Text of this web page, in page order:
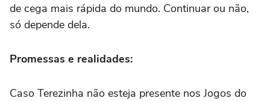
de cega mais rápida do mundo. Continuar ou não,
só depende dela.
Promessas e realidades:
Caso Terezinha não esteja presente nos Jogos do